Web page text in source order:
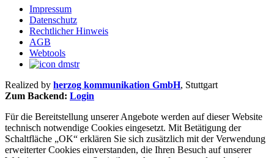
Impressum
Datenschutz
Rechtlicher Hinweis
AGB
Webtools
Realized by herzog kommunikation GmbH, Stuttgart
Zum Backend: Login
Für die Bereitstellung unserer Angebote werden auf dieser Website
technisch notwendige Cookies eingesetzt. Mit Betätigung der
Schaltfläche „OK“ erklären Sie sich zusätzlich mit der Verwendung
erweiterter Cookies einverstanden, die Ihren Besuch auf unserer